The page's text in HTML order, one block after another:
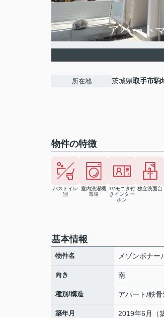
所在地 茨城県取手市駒
物件の特徴
バストイレ
別
室内洗濯機
置場
TVモニタ付
きインター
ホン
独立洗面台
基本情報
物件名 メゾンボナー
向き 南
種別/構造 アパート/鉄骨
築年月 2019年6月（